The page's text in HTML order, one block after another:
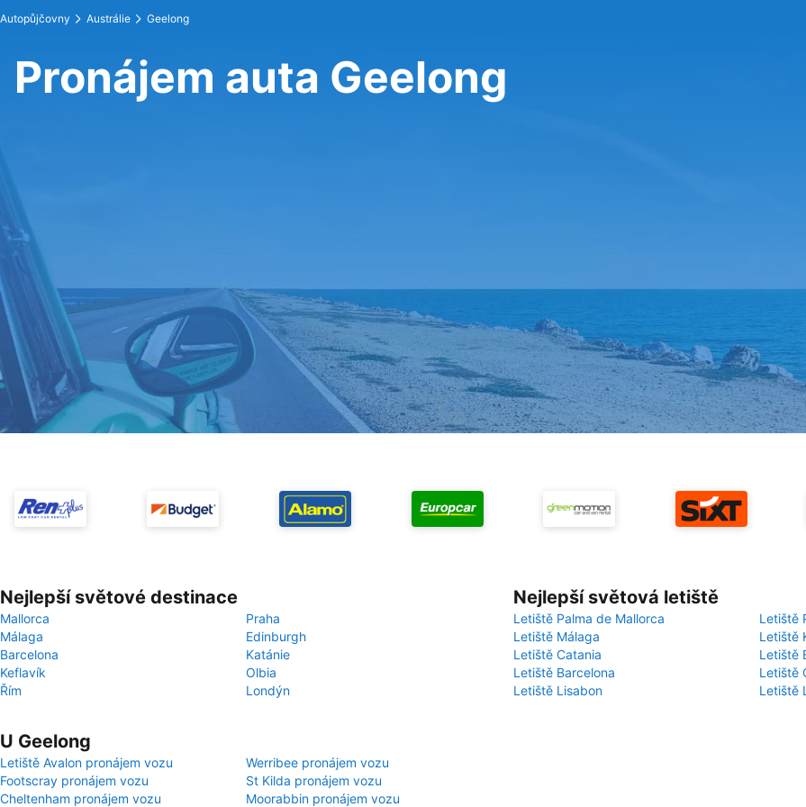
Autopůjčovny Austrálie Geelong
Pronájem auta Geelong
Nejlepší světové destinace
Mallorca
Praha
Málaga
Edinburgh
Barcelona
Katánie
Keflavík
Olbia
Řím
Londýn
Nejlepší světová letiště
Letiště Palma de Mallorca
Letiště
Letiště Málaga
Letiště
Letiště Catania
Letiště
Letiště Barcelona
Letiště
Letiště Lisabon
Letiště
U Geelong
Letiště Avalon pronájem vozu
Werribee pronájem vozu
Footscray pronájem vozu
St Kilda pronájem vozu
Cheltenham pronájem vozu
Moorabbin pronájem vozu